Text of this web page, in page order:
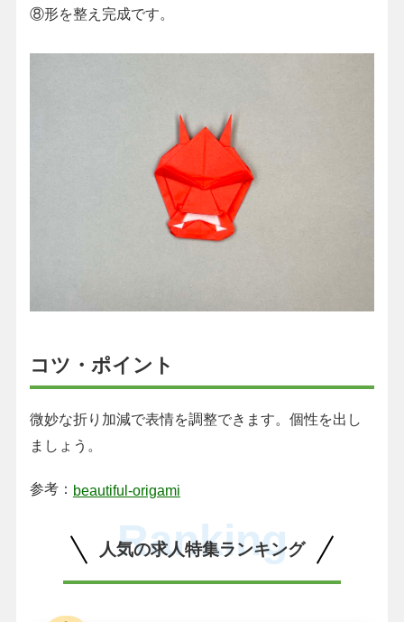
⑧形を整え完成です。
コツ・ポイント
微妙な折り加減で表情を調整できます。個性を出し
ましょう。
参考： beautiful-origami
人気の求人特集ランキング
Ranking